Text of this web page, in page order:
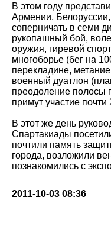
В этом году
Армении,
соперничать в семи
рукопашный бой,
оружия, гиревой
многоборье (бег на
перекладине,
военный дуатлон
преодоление полосы
примут участие
В этот же день
Спартакиады
почтили память
города, возложили
познакомились с
2011-10-03 08:36